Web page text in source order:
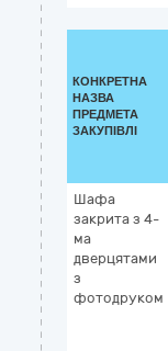
КОНКРЕТНА
НАЗВА
ПРЕДМЕТА
ЗАКУПІВЛІ
Шафа
закрита з 4-
ма
дверцятами
з
фотодруком